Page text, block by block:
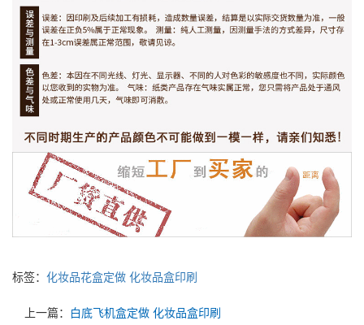
标签： 化妆品花盒定做 化妆品盒印刷
上一篇：
白底飞机盒定做 化妆品盒印刷